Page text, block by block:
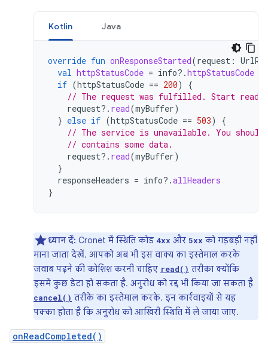
Kotlin Java
override fun onResponseStarted(request :
val httpStatusCode = info?.httpStatusCode
if (httpStatusCode == 200)
{
// The request was fulfilled. Start
request?. read(myBuffer)
} else if (httpStatusCode == 503)
{
// The service is unavailable. You
// contains some data.
request?. read(myBuffer)
}
responseHeaders = info?.allHeaders
}
ध्यान दें: Cronet में स्थिति कोड 4xx और 5xx को गड़बड़ी नहीं
माना जाता देखें. आपको अब भी इस वाक्य का इस्तेमाल करके
जवाब पढ़ने की कोशिश करनी चाहिए read() तरीका क्योंकि
इसमें कुछ डेटा हो सकता है. अनुरोध को रद्द भी किया जा सकता है
cancel() तरीके का इस्तेमाल करके. इन कार्रवाइयों से यह
पक्का होता है कि अनुरोध को आखिरी स्थिति में ले जाया जाए.
onReadCompleted()